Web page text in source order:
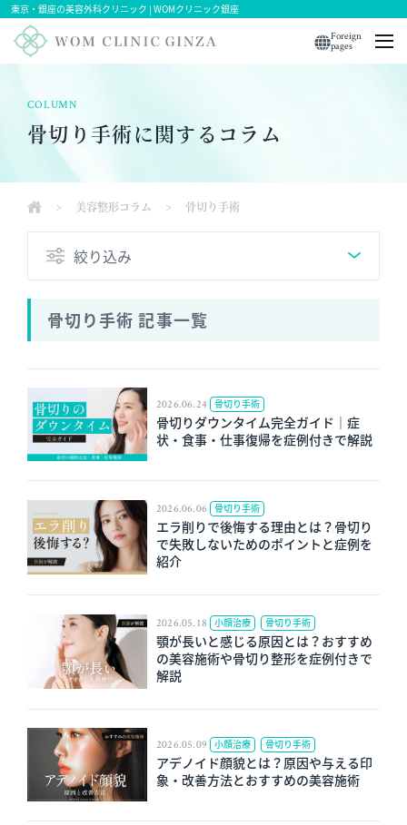
東京・銀座の美容外科クリニック | WOMクリニック銀座
Foreign
pages
COLUMN
骨切り手術に関するコラム
> 美容整形コラム > 骨切り手術
絞り込み
骨切り手術 記事一覧
2026.06.24 骨切り手術
骨切りダウンタイム完全ガイド｜症
状・食事・仕事復帰を症例付きで解説
2026.06.06 骨切り手術
エラ削りで後悔する理由とは？骨切り
で失敗しないためのポイントと症例を
紹介
2026.05.18 小顔治療 骨切り手術
顎が長いと感じる原因とは？おすすめ
の美容施術や骨切り整形を症例付きで
解説
2026.05.09 小顔治療 骨切り手術
アデノイド顔貌とは？原因や与える印
象・改善方法とおすすめの美容施術